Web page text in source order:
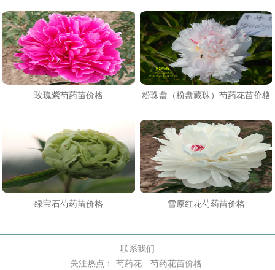
玫瑰紫芍药苗价格 粉珠盘（粉盘藏珠）芍药花苗价格
绿宝石芍药苗价格 雪原红花芍药苗价格
联系我们
关注热点：
芍药花 芍药花苗价格